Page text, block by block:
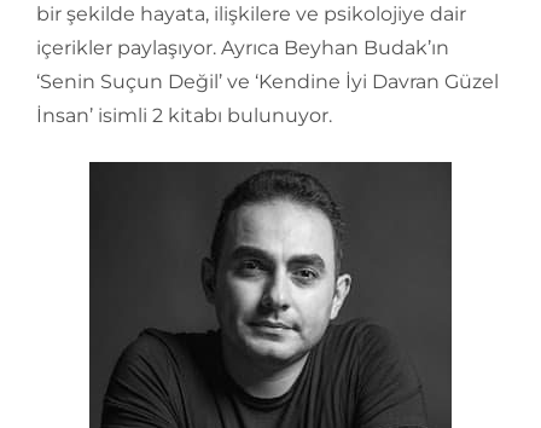
bir şekilde hayata, ilişkilere ve psikolojiye dair
içerikler paylaşıyor. Ayrıca Beyhan Budak’ın
‘Senin Suçun Değil’ ve ‘Kendine İyi Davran Güzel
İnsan’ isimli 2 kitabı bulunuyor.